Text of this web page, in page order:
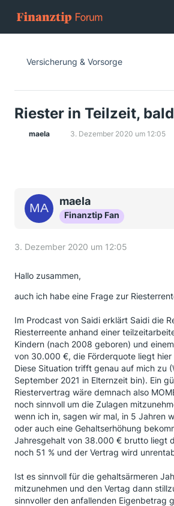
Versicherung & Vorsorge
Riester in Teilzeit,
maela 3. Dezember 2020 um 12:05
maela
Finanztip Fan
3. Dezember 2020 um 12:05
Hallo zusammen,
auch ich habe eine Frage zur
Im Prodcast von Saidi erklärt Saidi die
Riesterreente anhand einer
Kindern (nach 2008 geboren) und
von 30.000 €, die Förderquote liegt hier
Diese Situation trifft genau auf mich zu
September 2021 in Elternzeit bin). Ein
Riestervertrag wäre demnach also
noch sinnvoll um die Zulagen
wenn ich in, sagen wir mal, in 5 Jahren
oder auch eine Gehaltserhöhung
Jahresgehalt von 38.000 € brutto liegt
noch 51 % und der Vertrag wird
Ist es sinnvoll für die gehaltsärmeren
mitzunehmen und den Vertag dann
sinnvoller den anfallenden Eigenbetrag